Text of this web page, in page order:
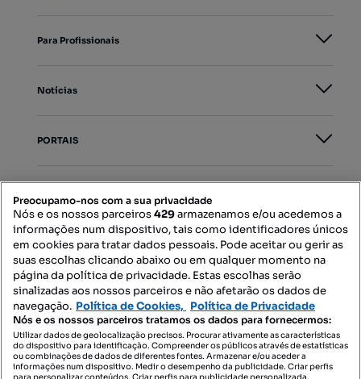
Para Profissionais
Notícias
PORTAIS
Contacte-nos
SIGA-NOS:
DESCARREGAR NA:
Preocupamo-nos com a sua privacidade
Nós e os nossos parceiros429armazenamos e/ou acedemos a
informações num dispositivo, tais como identificadores únicos
em cookies para tratar dados pessoais. Pode aceitar ou gerir as
suas escolhas clicando abaixo ou em qualquer momento na
página da política de privacidade. Estas escolhas serão
sinalizadas aos nossos parceiros e não afetarão os dados de
navegação. Política de Cookies, Política de Privacidade
Nós e os nossos parceiros tratamos os dados para fornecermos:
Utilizar dados de geolocalização precisos. Procurar ativamente as características
do dispositivo para identificação. Compreender os públicos através de estatísticas
ou combinações de dados de diferentes fontes. Armazenar e/ou aceder a
informações num dispositivo. Medir o desempenho da publicidade. Criar perfis